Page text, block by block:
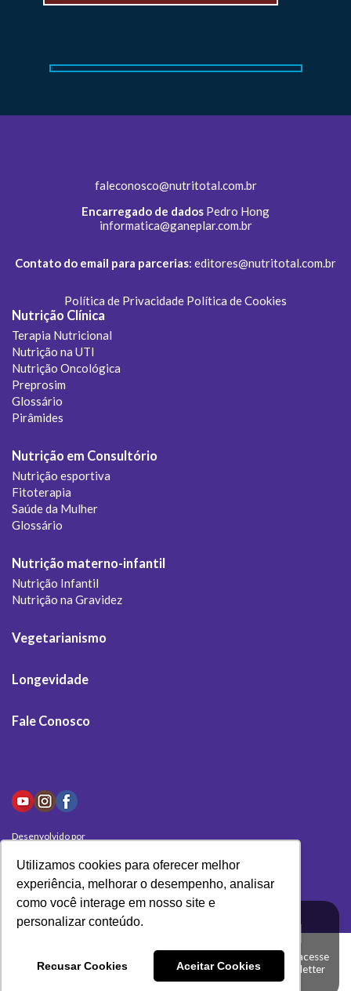
Utilizamos cookies para oferecer melhor
experiência, melhorar o desempenho, analisar
como você interage em nosso site e
personalizar conteúdo.
Recusar Cookies Aceitar Cookies
Clique aqui e acesse
a nossa newsletter
faleconosco@nutritotal.com.br
Encarregado de dados Pedro Hong
informatica@ganeplar.com.br
Contato do email para parcerias: editores@nutritotal.com.br
Política de Privacidade Política de Cookies
Nutrição Clínica
Terapia Nutricional
Nutrição na UTI
Nutrição Oncológica
Preprosim
Glossário
Pirâmides
Nutrição em Consultório
Nutrição esportiva
Fitoterapia
Saúde da Mulher
Glossário
Nutrição materno-infantil
Nutrição Infantil
Nutrição na Gravidez
Vegetarianismo
Longevidade
Fale Conosco
Desenvolvido por